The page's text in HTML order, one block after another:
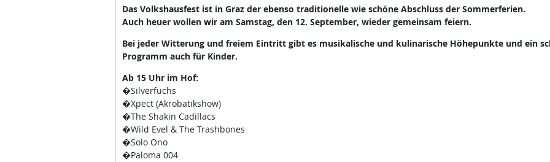
Das Volkshausfest ist in Graz der ebenso traditionelle wie schöne Abschluss der Sommerferien.
Auch heuer wollen wir am Samstag, den 12. September, wieder gemeinsam feiern.
Bei jeder Witterung und freiem Eintritt gibt es musikalische und kulinarische Höhepunkte und ein
Programm auch für Kinder.
Ab 15 Uhr im Hof:
�Silverfuchs
�Xpect (Akrobatikshow)
�The Shakin Cadillacs
�Wild Evel & The Trashbones
�Solo Ono
�Paloma 004